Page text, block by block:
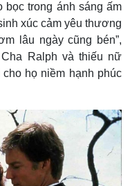
trong ánh sáng ấm
xúc cảm yêu thương
lâu ngày cũng bén”,
Ralph và thiếu nữ
họ niềm hạnh phúc